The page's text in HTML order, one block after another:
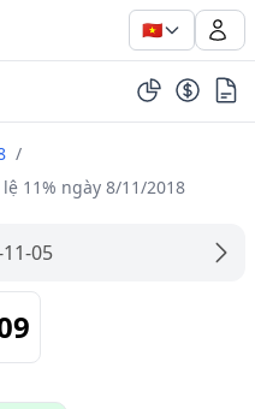
🇻🇳
/
11% ngày 8/11/2018
05